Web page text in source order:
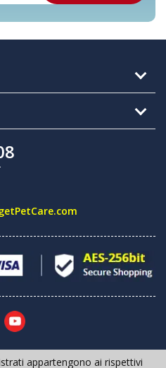
appartengono ai rispettivi